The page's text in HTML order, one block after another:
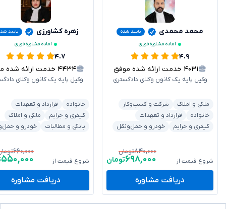
محمد محمدی
تایید شده
آماده مشاوره فوری
۴.۹
۴۰۳۱ خدمت ارائه شده موفق
وکیل پایه یک کانون وکلای دادگستری
ملکی و املاک
شرکت و کسب‌وکار
خانواده
قرارداد و تعهدات
کیفری و جرایم
خودرو و حمل‌ونقل
شروع قیمت از
۸۴۰,۰۰۰تومان
۶۹۸,۰۰۰تومان
دریافت مشاوره
زهره کشاورزی
تایید
آماده مشاوره فوری
۴.۷
۴۴۳۴ خدمت ارائه شده موفق
وکیل پایه یک کانون وکلای
خانواده
قرارداد و تعهدات
کیفری و جرایم
ملکی و املاک
بانکی و مطالبات
خودرو و
شروع قیمت از
۶۶۰,۰۰۰
۵۵۰,۰۰۰
دریافت مشاوره